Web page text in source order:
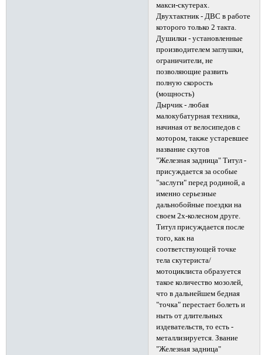
макси-скутерах.
Двухтактник - ДВС в работе
которого только 2 такта.
Душилки - установленные
производителем заглушки,
ограничители, не
позволяющие развить
полную скорость
(мощность)
Дырчик - любая
малокубатурная техника,
начиная от велосипедов с
мотором, также устаревшее
название скутов
"Железная задница" Титул -
присуждается за особые
"заслуги" перед родиной, а
именно серьезные
дальнобойные поездки на
своем 2х-колесном друге.
Титул присуждается после
того, как на
соответствующей точке
тела скутериста/
мотоциклиста образуется
такое количество мозолей,
что в дальнейшем бедная
"точка" перестает болеть и
ныть от длительных
издевательств, то есть -
металлизируется. Звание
"Железная задница"